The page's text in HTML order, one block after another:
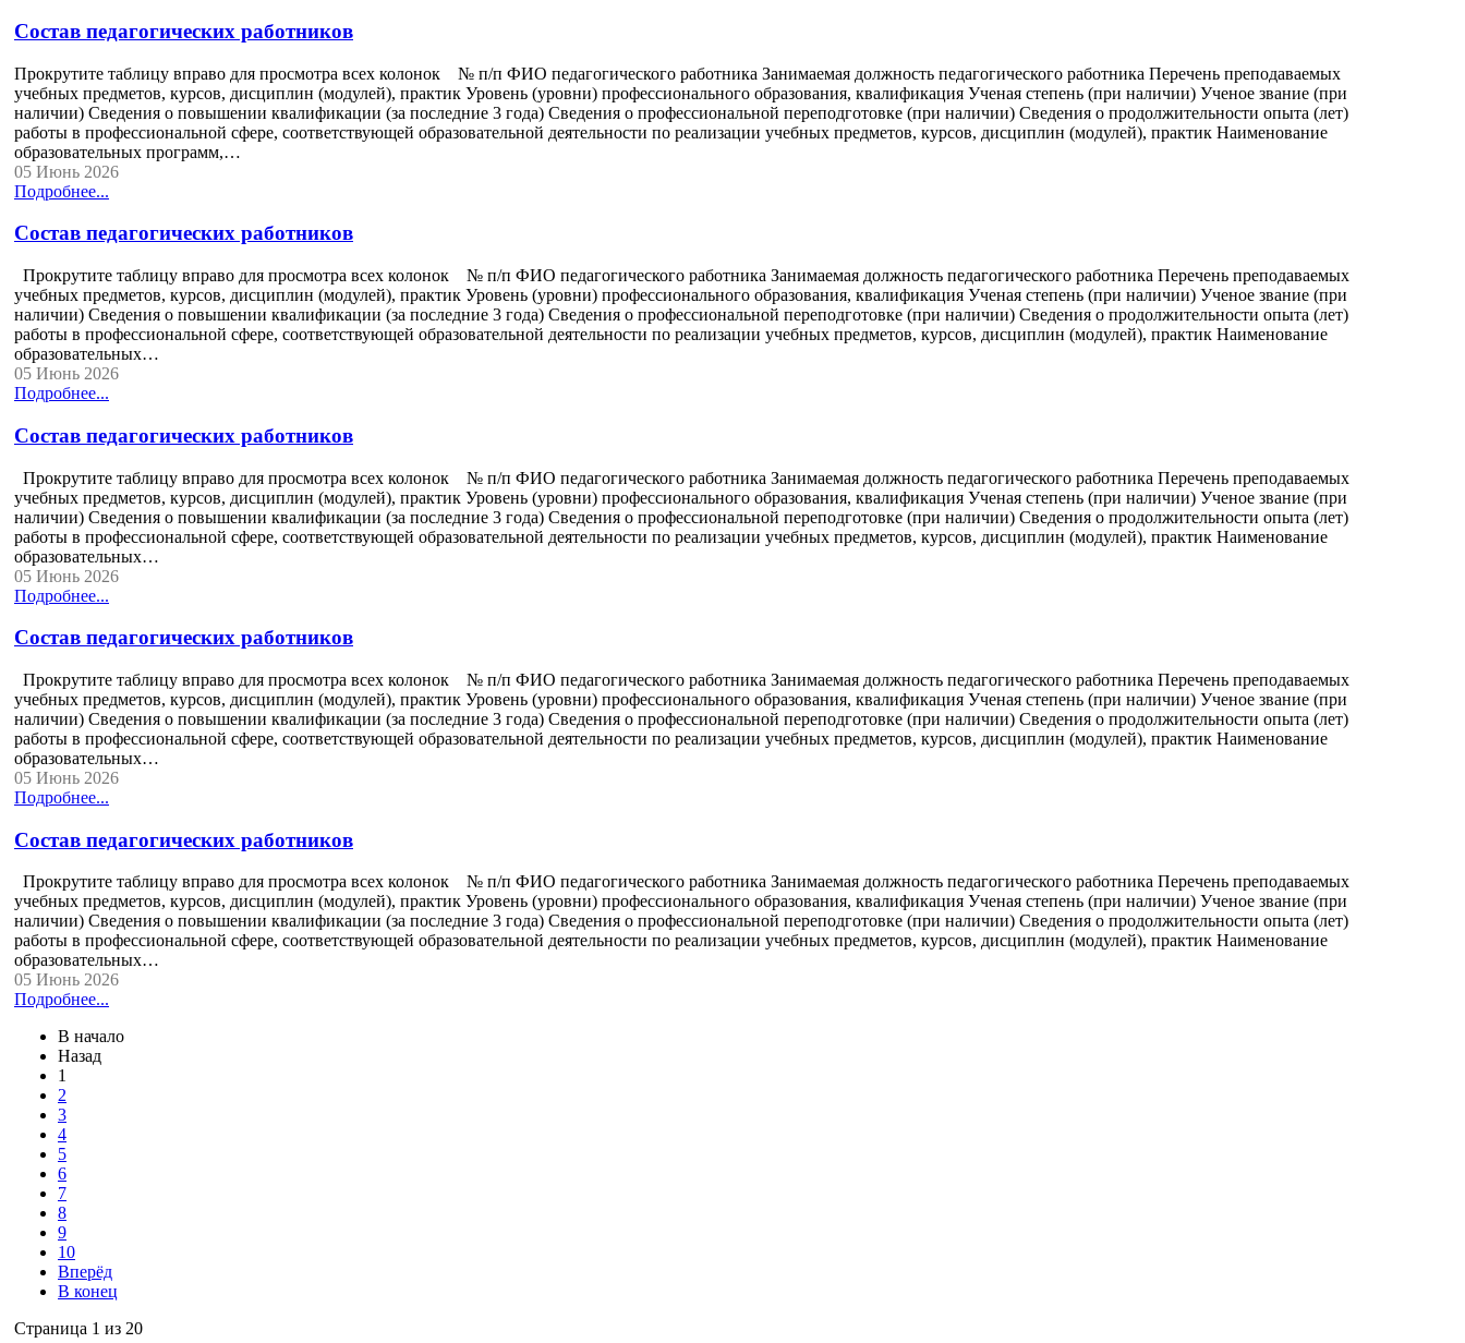
Состав педагогических работников
Прокрутите таблицу вправо для просмотра всех колонок № п/п ФИО педагогического работника Занимаемая должность педагогического работника Перечень преподаваемых
учебных предметов, курсов, дисциплин (модулей), практик Уровень (уровни) профессионального образования, квалификация Ученая степень (при наличии) Ученое звание (при
наличии) Сведения о повышении квалификации (за последние 3 года) Сведения о профессиональной переподготовке (при наличии) Сведения о продолжительности опыта (лет)
работы в профессиональной сфере, соответствующей образовательной деятельности по реализации учебных предметов, курсов, дисциплин (модулей), практик Наименование
образовательных программ,…
05 Июнь 2026
Подробнее...
Состав педагогических работников
Прокрутите таблицу вправо для просмотра всех колонок № п/п ФИО педагогического работника Занимаемая должность педагогического работника Перечень преподаваемых
учебных предметов, курсов, дисциплин (модулей), практик Уровень (уровни) профессионального образования, квалификация Ученая степень (при наличии) Ученое звание (при
наличии) Сведения о повышении квалификации (за последние 3 года) Сведения о профессиональной переподготовке (при наличии) Сведения о продолжительности опыта (лет)
работы в профессиональной сфере, соответствующей образовательной деятельности по реализации учебных предметов, курсов, дисциплин (модулей), практик Наименование
образовательных…
05 Июнь 2026
Подробнее...
Состав педагогических работников
Прокрутите таблицу вправо для просмотра всех колонок № п/п ФИО педагогического работника Занимаемая должность педагогического работника Перечень преподаваемых
учебных предметов, курсов, дисциплин (модулей), практик Уровень (уровни) профессионального образования, квалификация Ученая степень (при наличии) Ученое звание (при
наличии) Сведения о повышении квалификации (за последние 3 года) Сведения о профессиональной переподготовке (при наличии) Сведения о продолжительности опыта (лет)
работы в профессиональной сфере, соответствующей образовательной деятельности по реализации учебных предметов, курсов, дисциплин (модулей), практик Наименование
образовательных…
05 Июнь 2026
Подробнее...
Состав педагогических работников
Прокрутите таблицу вправо для просмотра всех колонок № п/п ФИО педагогического работника Занимаемая должность педагогического работника Перечень преподаваемых
учебных предметов, курсов, дисциплин (модулей), практик Уровень (уровни) профессионального образования, квалификация Ученая степень (при наличии) Ученое звание (при
наличии) Сведения о повышении квалификации (за последние 3 года) Сведения о профессиональной переподготовке (при наличии) Сведения о продолжительности опыта (лет)
работы в профессиональной сфере, соответствующей образовательной деятельности по реализации учебных предметов, курсов, дисциплин (модулей), практик Наименование
образовательных…
05 Июнь 2026
Подробнее...
Состав педагогических работников
Прокрутите таблицу вправо для просмотра всех колонок № п/п ФИО педагогического работника Занимаемая должность педагогического работника Перечень преподаваемых
учебных предметов, курсов, дисциплин (модулей), практик Уровень (уровни) профессионального образования, квалификация Ученая степень (при наличии) Ученое звание (при
наличии) Сведения о повышении квалификации (за последние 3 года) Сведения о профессиональной переподготовке (при наличии) Сведения о продолжительности опыта (лет)
работы в профессиональной сфере, соответствующей образовательной деятельности по реализации учебных предметов, курсов, дисциплин (модулей), практик Наименование
образовательных…
05 Июнь 2026
Подробнее...
В начало
Назад
1
2
3
4
5
6
7
8
9
10
Вперёд
В конец
Страница 1 из 20